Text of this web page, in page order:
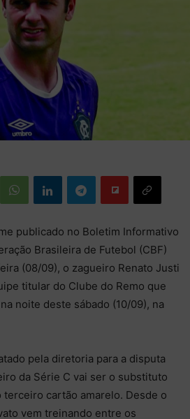
publicado no Boletim Informativo
Brasileira de Futebol (CBF)
(08/09), o zagueiro Renato Justi
titular do Clube do Remo que
noite deste sábado (10/09), na
pela diretoria para a disputa
da Série C vai ser o substituto
terceiro cartão amarelo. Desde o
vem treinando entre os